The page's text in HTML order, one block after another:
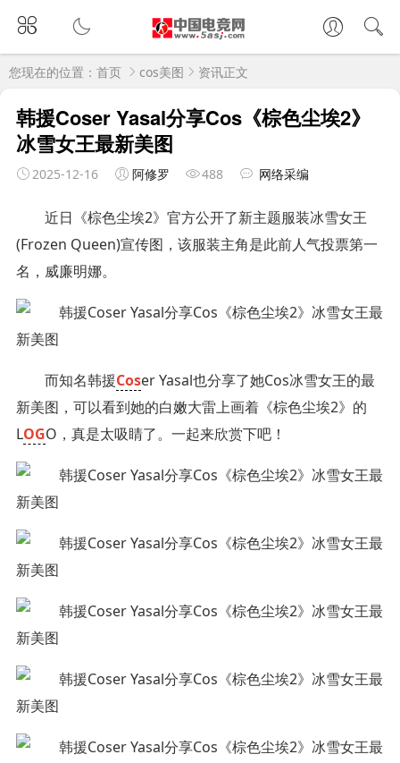
您现在的位置： 首页 cos美图 资讯正文
韩援Coser Yasal分享Cos《棕色尘埃2》
冰雪女王最新美图
2025-12-16 阿修罗 488 网络采编
近日《棕色尘埃2》官方公开了新主题服装冰雪女王
(Frozen Queen)宣传图，该服装主角是此前人气投票第一
名，威廉明娜。
而知名韩援Coser Yasal也分享了她Cos冰雪女王的最
新美图，可以看到她的白嫩大雷上画着《棕色尘埃2》的
LOGO，真是太吸睛了。一起来欣赏下吧！